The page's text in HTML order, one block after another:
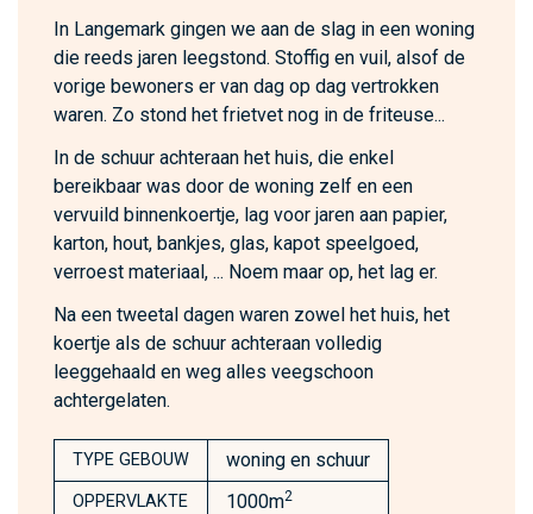
In Langemark gingen we aan de slag in een woning
die reeds jaren leegstond. Stoffig en vuil, alsof de
vorige bewoners er van dag op dag vertrokken
waren. Zo stond het frietvet nog in de friteuse...
In de schuur achteraan het huis, die enkel
bereikbaar was door de woning zelf en een
vervuild binnenkoertje, lag voor jaren aan papier,
karton, hout, bankjes, glas, kapot speelgoed,
verroest materiaal, ... Noem maar op, het lag er.
Na een tweetal dagen waren zowel het huis, het
koertje als de schuur achteraan volledig
leeggehaald en weg alles veegschoon
achtergelaten.
TYPE GEBOUW woning en schuur
OPPERVLAKTE 1000m2